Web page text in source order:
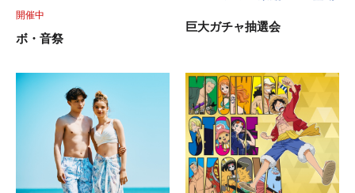
開催中
ボ・音祭
巨大ガチャ抽選会